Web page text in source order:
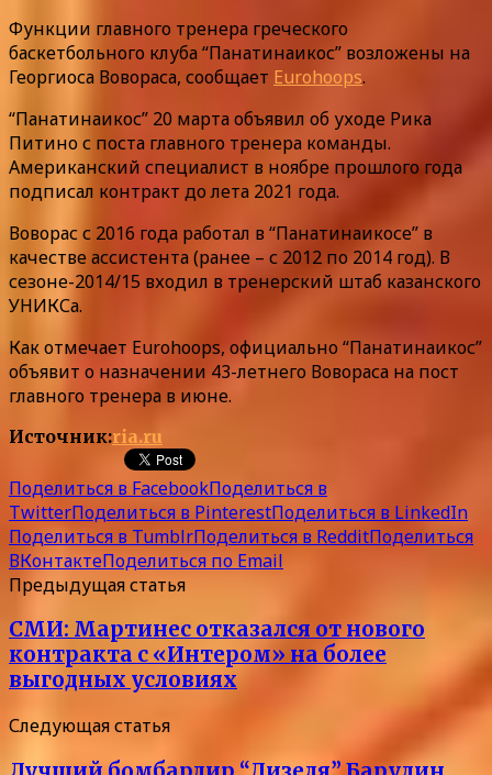
Функции главного тренера греческого
баскетбольного клуба “Панатинаикос” возложены на
Георгиоса Вовораса, сообщает Eurohoops.
“Панатинаикос” 20 марта объявил об уходе Рика
Питино с поста главного тренера команды.
Американский специалист в ноябре прошлого года
подписал контракт до лета 2021 года.
Воворас с 2016 года работал в “Панатинаикосе” в
качестве ассистента (ранее – с 2012 по 2014 год). В
сезоне-2014/15 входил в тренерский штаб казанского
УНИКСа.
Как отмечает Eurohoops, официально “Панатинаикос”
объявит о назначении 43-летнего Вовораса на пост
главного тренера в июне.
Источник:ria.ru
Поделиться в FacebookПоделиться в
TwitterПоделиться в PinterestПоделиться в LinkedIn
Поделиться в TumblrПоделиться в RedditПоделиться
ВКонтактеПоделиться по Email
Предыдущая статья
СМИ: Мартинес отказался от нового
контракта с «Интером» на более
выгодных условиях
Следующая статья